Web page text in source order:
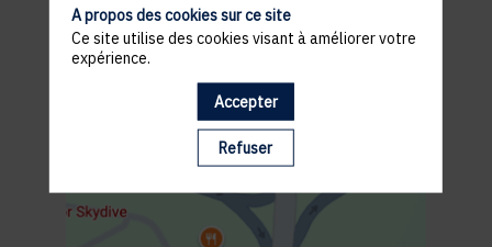
18h30 : Accueil
21h30 : Fin de l'événement
A propos des cookies sur ce site
Ce site utilise des cookies visant à améliorer votre
expérience.
Accepter
Refuser